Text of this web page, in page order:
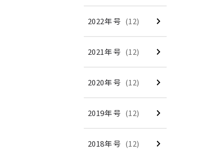
2022年 号 (12)
2021年 号 (12)
2020年 号 (12)
2019年 号 (12)
2018年 号 (12)